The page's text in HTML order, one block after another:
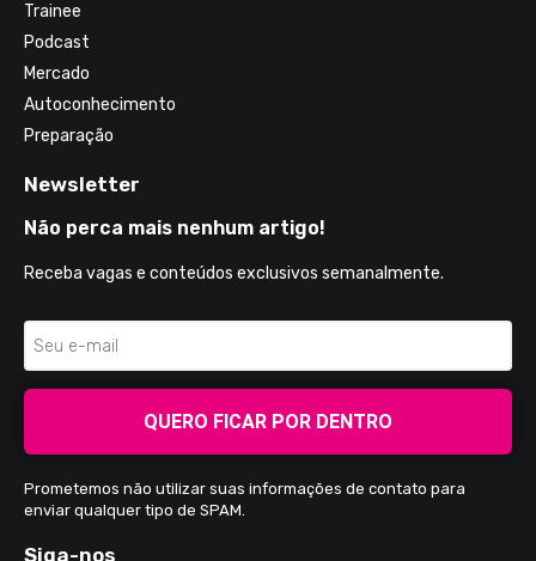
Trainee
Podcast
Mercado
Autoconhecimento
Preparação
Newsletter
Não perca mais nenhum artigo!
Receba vagas e conteúdos exclusivos semanalmente.
QUERO FICAR POR DENTRO
Prometemos não utilizar suas informações de contato para
enviar qualquer tipo de SPAM.
Siga-nos